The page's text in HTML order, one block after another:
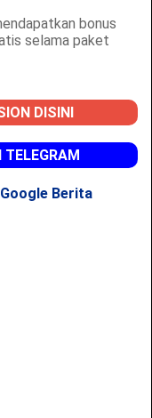
bonus
selama paket
DISINI
TELEGRAM
Google Berita